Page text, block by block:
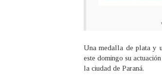
Una medalla de plata y
este domingo su
la ciudad de Paraná.